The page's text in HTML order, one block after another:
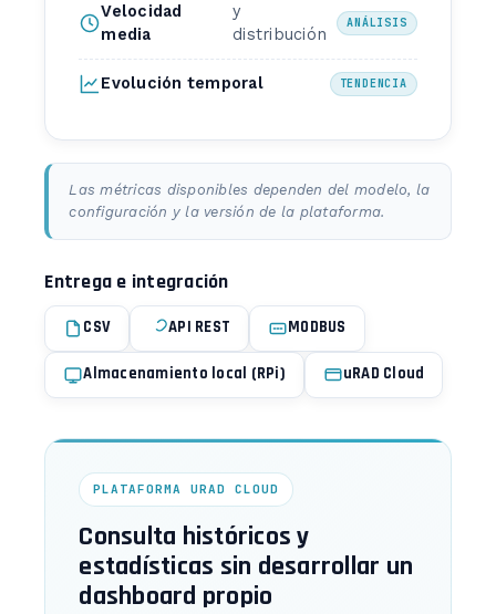
Velocidad
media
y
distribución
ANÁLISIS
Evolución temporal TENDENCIA
Las métricas disponibles dependen del modelo, la
configuración y la versión de la plataforma.
Entrega e integración
CSV API REST MODBUS
Almacenamiento local (RPi) uRAD Cloud
PLATAFORMA URAD CLOUD
Consulta históricos y
estadísticas sin desarrollar un
dashboard propio